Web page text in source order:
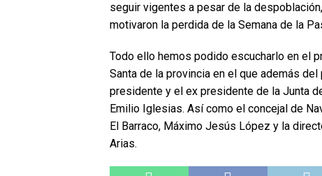
seguir vigentes a pesar de la
motivaron la perdida de la Semana de la
Todo ello hemos podido escucharlo en el
Santa de la provincia en el que además
presidente y el ex presidente de la Junta
Emilio Iglesias. Así como el concejal de
El Barraco, Máximo Jesús López y la
Arias.